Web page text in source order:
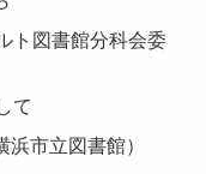
ト図書館分科会委
て
市立図書館）